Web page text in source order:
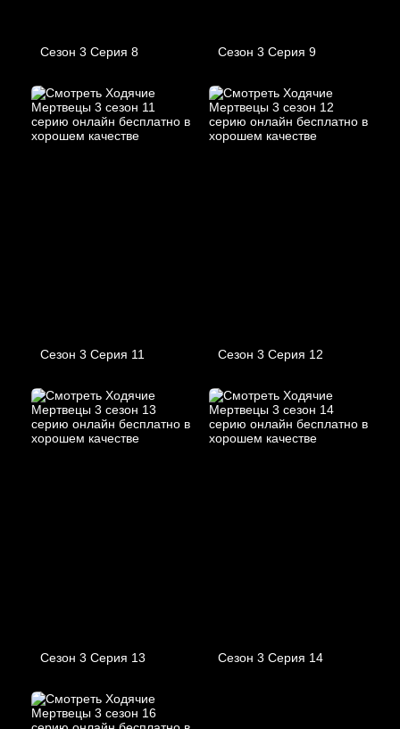
Сезон 3 Серия 8 Сезон 3 Серия 9
Сезон 3 Серия 11 Сезон 3 Серия 12
Сезон 3 Серия 13 Сезон 3 Серия 14